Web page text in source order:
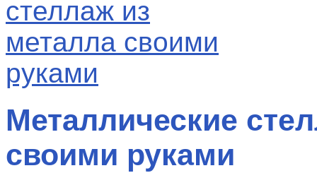
Металлические
своими руками